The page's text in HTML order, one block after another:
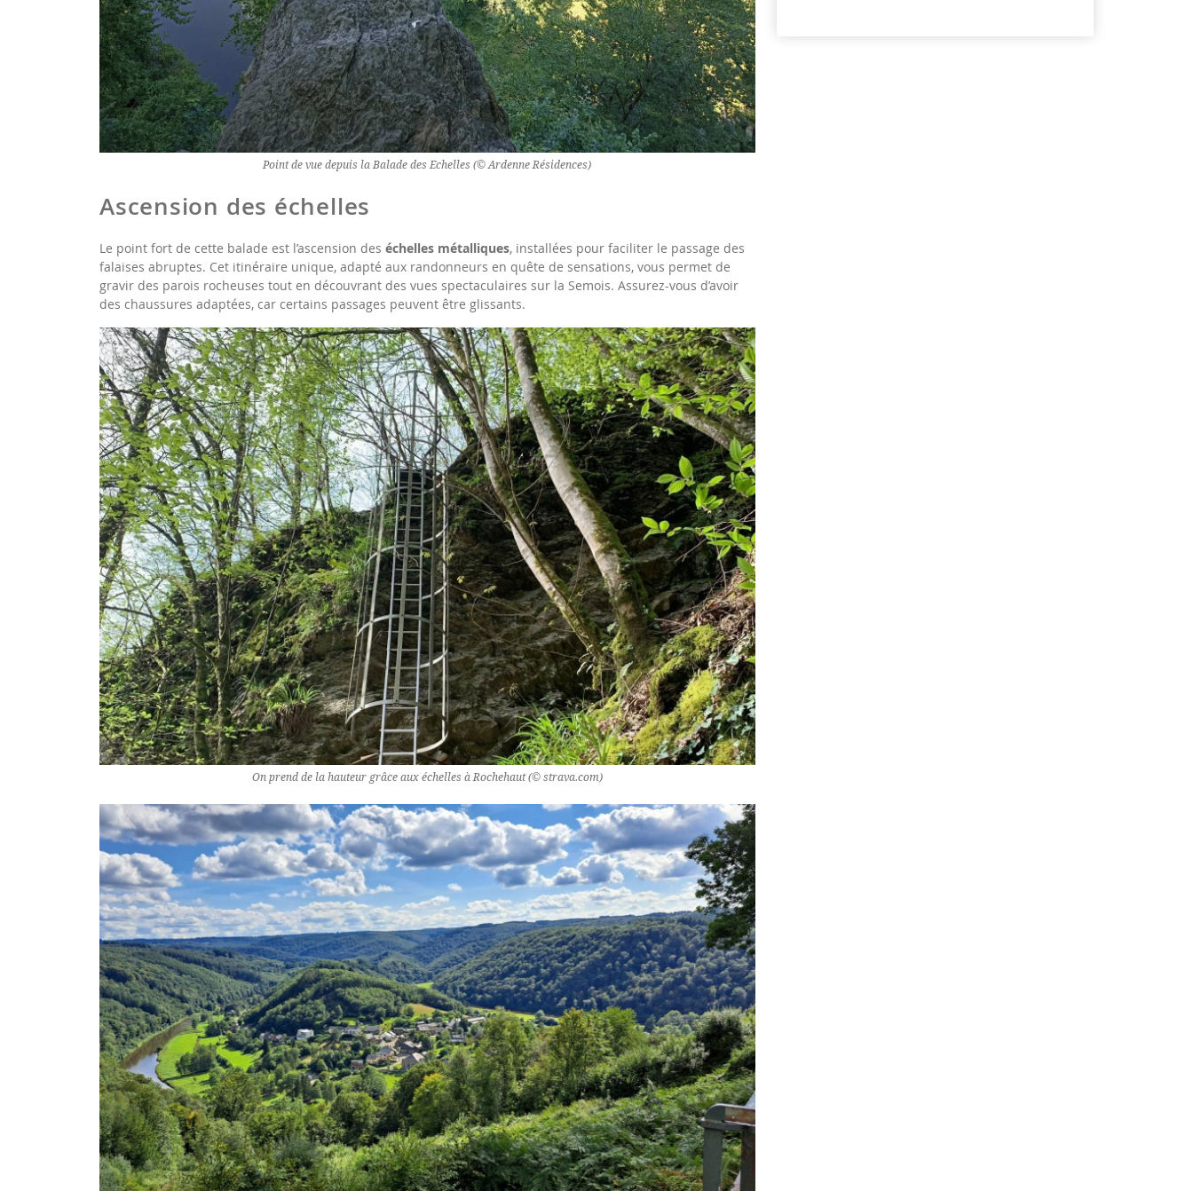
Point de vue depuis la Balade des Echelles (© Ardenne Résidences)
Ascension des échelles
Le point fort de cette balade est l’ascension deséchelles métalliques, installées pour faciliter le passage des
falaises abruptes. Cet itinéraire unique, adapté aux randonneurs en quête de sensations, vous permet de
gravir des parois rocheuses tout en découvrant des vues spectaculaires sur la Semois. Assurez-vous d’avoir
des chaussures adaptées, car certains passages peuvent être glissants.
On prend de la hauteur grâce aux échelles à Rochehaut (© strava.com)